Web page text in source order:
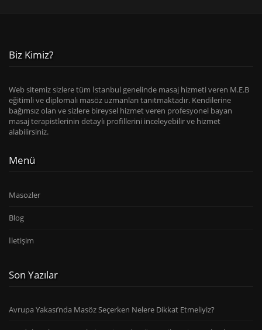
Biz Kimiz?
Web sitemiz sizlere tüm İstanbul genelinde masaj hizmeti veren M.E.B
eğitimli ve diplomalı masöz uzmanları tanıtmaktadır. Kendilerine
bağımsız olan ve sizlere bireysel hizmet veren profesyonel bayan
masaj terapistlerinin detaylı profillerini inceleyebilir ve hizmet
alabilirsiniz.
Menü
Masozler
Blog
İletişim
Son Yazılar
Avrupa Yakası’nda Masöz Seçerken Nelere Dikkat Etmeliyiz?